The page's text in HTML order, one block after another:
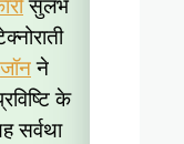
जॉनने
के
सर्वथा